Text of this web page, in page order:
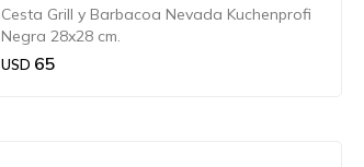
Cesta Grill y Barbacoa Nevada Kuchenprofi
Negra 28x28 cm.
USD 65